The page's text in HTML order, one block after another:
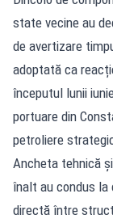
state vecine au
de avertizare
adoptată ca
începutul lunii
portuare din
petroliere
Ancheta tehnică
înalt au condus la
directă între